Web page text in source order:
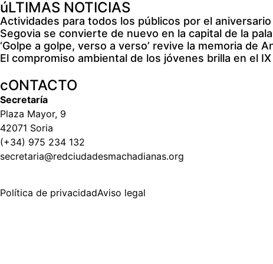
úLTIMAS NOTICIAS
Actividades para todos los públicos por el
Segovia se convierte de nuevo en la capital de la
‘Golpe a golpe, verso a verso’ revive la memoria de
El compromiso ambiental de los jóvenes brilla en el
cONTACTO
Secretaría
Plaza Mayor, 9
42071 Soria
(+34) 975 234 132
secretaria@redciudadesmachadianas.org
Política de privacidadAviso legal